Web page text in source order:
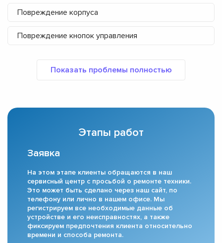
Повреждение корпуса
Повреждение кнопок управления
Этапы работ
Заявка
На этом этапе клиенты обращаются в наш
сервисный центр с просьбой о ремонте техники.
Это может быть сделано через наш сайт, по
телефону или лично в нашем офисе. Мы
регистрируем все необходимые данные об
устройстве и его неисправностях, а также
фиксируем предпочтения клиента относительно
времени и способа ремонта.